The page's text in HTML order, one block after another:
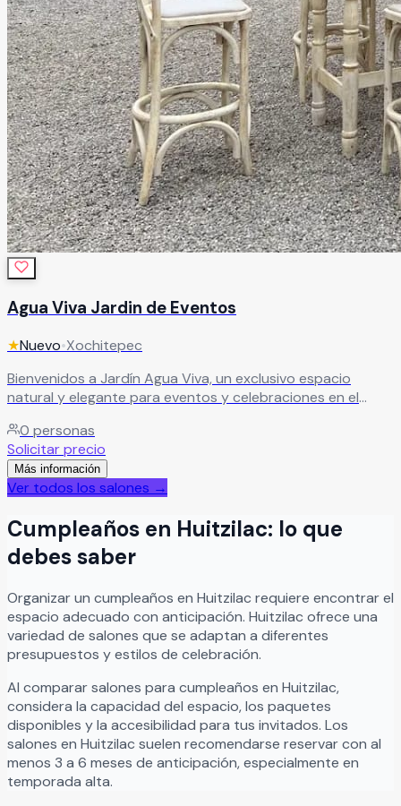
Agua Viva Jardin de Eventos
★Nuevo•Xochitepec
Bienvenidos a Jardín Agua Viva, un exclusivo espacio
natural y elegante para eventos y celebraciones en el
inolvidables rodeadas de naturaleza, ofrecemos el
escenario perfecto para bodas, XV años, graduaciones,
aniversarios, eventos sociales, ceremonias civiles o
religiosas y reuniones especiales al aire libre.
0 personas
Solicitar precio
Más información
Ver todos los salones →
Cumpleaños en Huitzilac: lo que
debes saber
Organizarun cumpleaños en Huitzilac requiere encontrar el
espacio adecuado con anticipación. Huitzilac ofrece una
variedad de salones que se adaptan a diferentes
presupuestos y estilos de celebración.
Al comparar salones para cumpleaños en Huitzilac,
considera la capacidad del espacio, los paquetes
disponibles y la accesibilidad para tus invitados. Los
salones en Huitzilac suelen recomendarse reservar con al
menos 3 a 6 meses de anticipación, especialmente en
temporada alta.